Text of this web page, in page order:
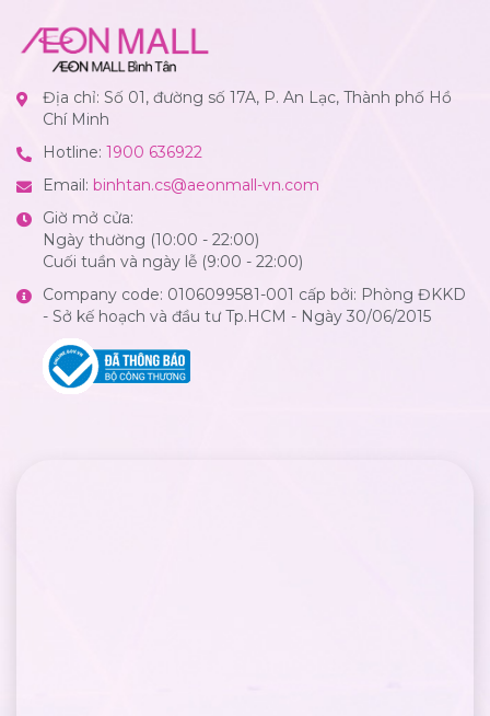
Địa chỉ: Số 01, đường số 17A, P. An Lạc, Thành phố Hồ
Chí Minh
Hotline: 1900 636922
Email: binhtan.cs@aeonmall-vn.com
Giờ mở cửa:
Ngày thường (10:00 - 22:00)
Cuối tuần và ngày lễ (9:00 - 22:00)
Company code: 0106099581-001 cấp bởi: Phòng ĐKKD
- Sở kế hoạch và đầu tư Tp.HCM - Ngày 30/06/2015